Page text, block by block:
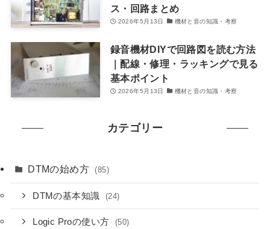
ス・回路まとめ
2026年5月13日 機材と音の知識・考察
録音機材DIYで回路図を読む方法
｜配線・修理・ラッキングで見る
基本ポイント
2026年5月13日 機材と音の知識・考察
カテゴリー
DTMの始め方 (85)
DTMの基本知識 (24)
Logic Proの使い方 (50)